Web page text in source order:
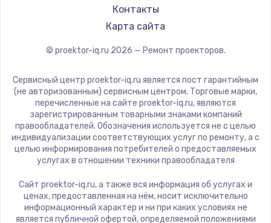
Заказать
Заказать
Ремонт петель крышки
1195 руб.
Заказать
Замена динамиков
1350 руб.
Panasonic
Hisense
Контакты
Карта сайта
© proektor-iq.ru 2026 — Ремонт проекторов.
Сервисный центр proektor-iq.ru является пост гарантийным
(не авторизованным) сервисным центром. Торговые марки,
перечисленные на сайте proektor-iq.ru, являются
зарегистрированным товарными знаками компаний
правообладателей. Обозначения используется не с целью
индивидуализации соответствующих услуг по ремонту, а с
целью информирования потребителей о предоставляемых
услугах в отношении техники правообладателя
Сайт proektor-iq.ru, а также вся информация об услугах и
ценах, предоставленная на нём, носит исключительно
информационный характер и ни при каких условиях не
является публичной офертой, определяемой положениями